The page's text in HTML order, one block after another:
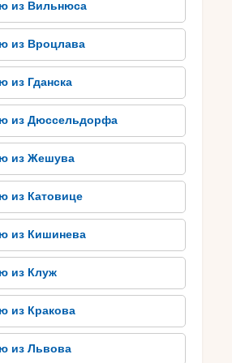
которое подают с луком и
настоящую греческую
бессмертным
страны!
идеальный тур
из Риги
о незабываемом
Грецию из Риги, то выбрать
не так уж сложно. Прежде всего
приоритеты и желания.
хрустальными пляжами и
возможно ли вам
и история? Затем изучайте
туров, предлагаемых
агентствами. Просмотрите
обзоры туристов и условия
из Вильнюса
из Вроцлава
из Гданска
из Дюссельдорфа
из Жешува
из Катовице
из Кишинева
из Клуж
из Кракова
из Львова